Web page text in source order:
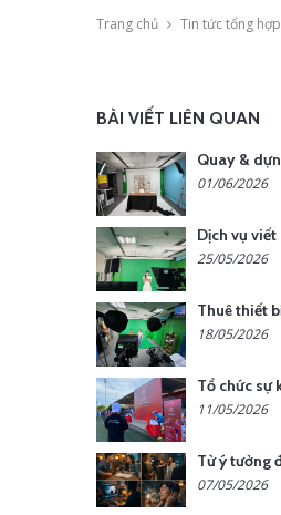
Trang chủ Tin tức tổng hợp
BÀI VIẾT LIÊN QUAN
01/06/2026
25/05/2026
18/05/2026
11/05/2026
07/05/2026